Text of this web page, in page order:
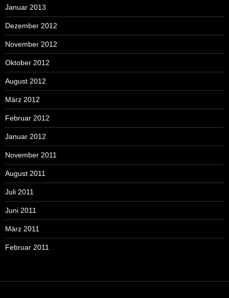
Januar 2013
Dezember 2012
November 2012
Oktober 2012
August 2012
März 2012
Februar 2012
Januar 2012
November 2011
August 2011
Juli 2011
Juni 2011
März 2011
Februar 2011